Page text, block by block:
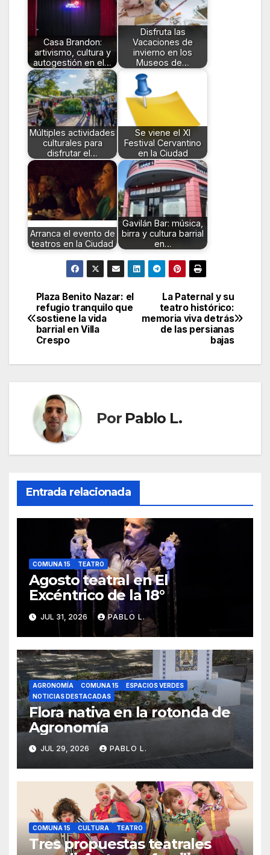
Casa Brandon:
artivismo, cultura y
autogestión en el…
Disfruta las
Vacaciones de
invierno en los
Museos de…
Múltiples actividades
culturales para
disfrutar el…
Se viene el XI
Festival Cervantino
en la Ciudad
Arranca el evento de
teatros en la Ciudad
Gavilán Bar: música,
birra y cultura barrial
en…
Navegación
de
entradas
La Paternal y su
teatro histórico:
memoria viva detrás
de las persianas
bajas
Plaza Benito Nazar: el
refugio tranquilo que
sostiene la vida
barrial en Villa
Crespo
Por Pablo L.
Entrada relacionada
COMUNA 15 TEATRO
Agosto teatral en El
Excéntrico de la 18°
JUL 31, 2026 PABLO L.
AGRONOMÍA COMUNA 15
ESPACIOS VERDES
NOTICIAS DESTACADAS
Flora nativa en la rotonda de
Agronomía
JUL 29, 2026 PABLO L.
COMUNA 15 CULTURA TEATRO
Tres propuestas teatrales